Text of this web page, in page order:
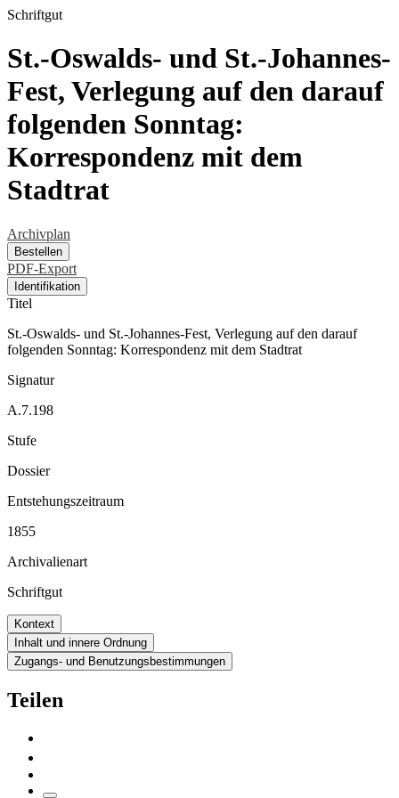
Schriftgut
St.-Oswalds- und St.-Johannes-
Fest, Verlegung auf den darauf
folgenden Sonntag:
Korrespondenz mit dem
Stadtrat
Archivplan
Bestellen
PDF-Export
Identifikation
Titel
St.-Oswalds- und St.-Johannes-Fest, Verlegung auf den darauf
folgenden Sonntag: Korrespondenz mit dem Stadtrat
Signatur
A.7.198
Stufe
Dossier
Entstehungszeitraum
1855
Archivalienart
Schriftgut
Kontext
Inhalt und innere Ordnung
Zugangs- und Benutzungsbestimmungen
Teilen